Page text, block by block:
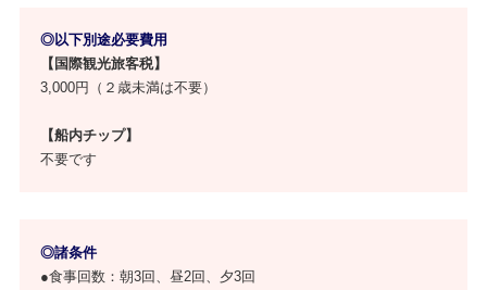
◎以下別途必要費用
【国際観光旅客税】
3,000円（２歳未満は不要）
【船内チップ】
不要です
◎諸条件
●食事回数：朝3回、昼2回、夕3回